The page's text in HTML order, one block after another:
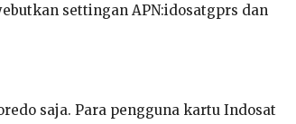
settingan APN:idosatgprs dan
saja. Para pengguna kartu Indosat